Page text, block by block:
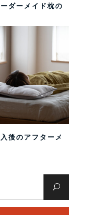
ダーメイド枕の
後のアフターメ